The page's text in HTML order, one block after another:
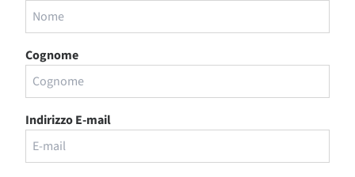
Cognome
Indirizzo E-mail